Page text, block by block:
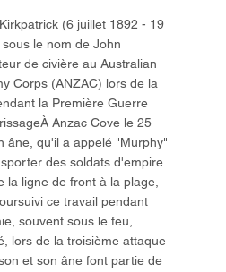
(6 juillet 1892 - 19
le nom de John
de civière au Australian
Corps (ANZAC) lors de la
la Première Guerre
Anzac Cove le 25
âne, qu'il a appelé "Murphy"
des soldats d'empire
la ligne de front à la plage,
ce travail pendant
souvent sous le feu,
lors de la troisième attaque
et son âne font partie de